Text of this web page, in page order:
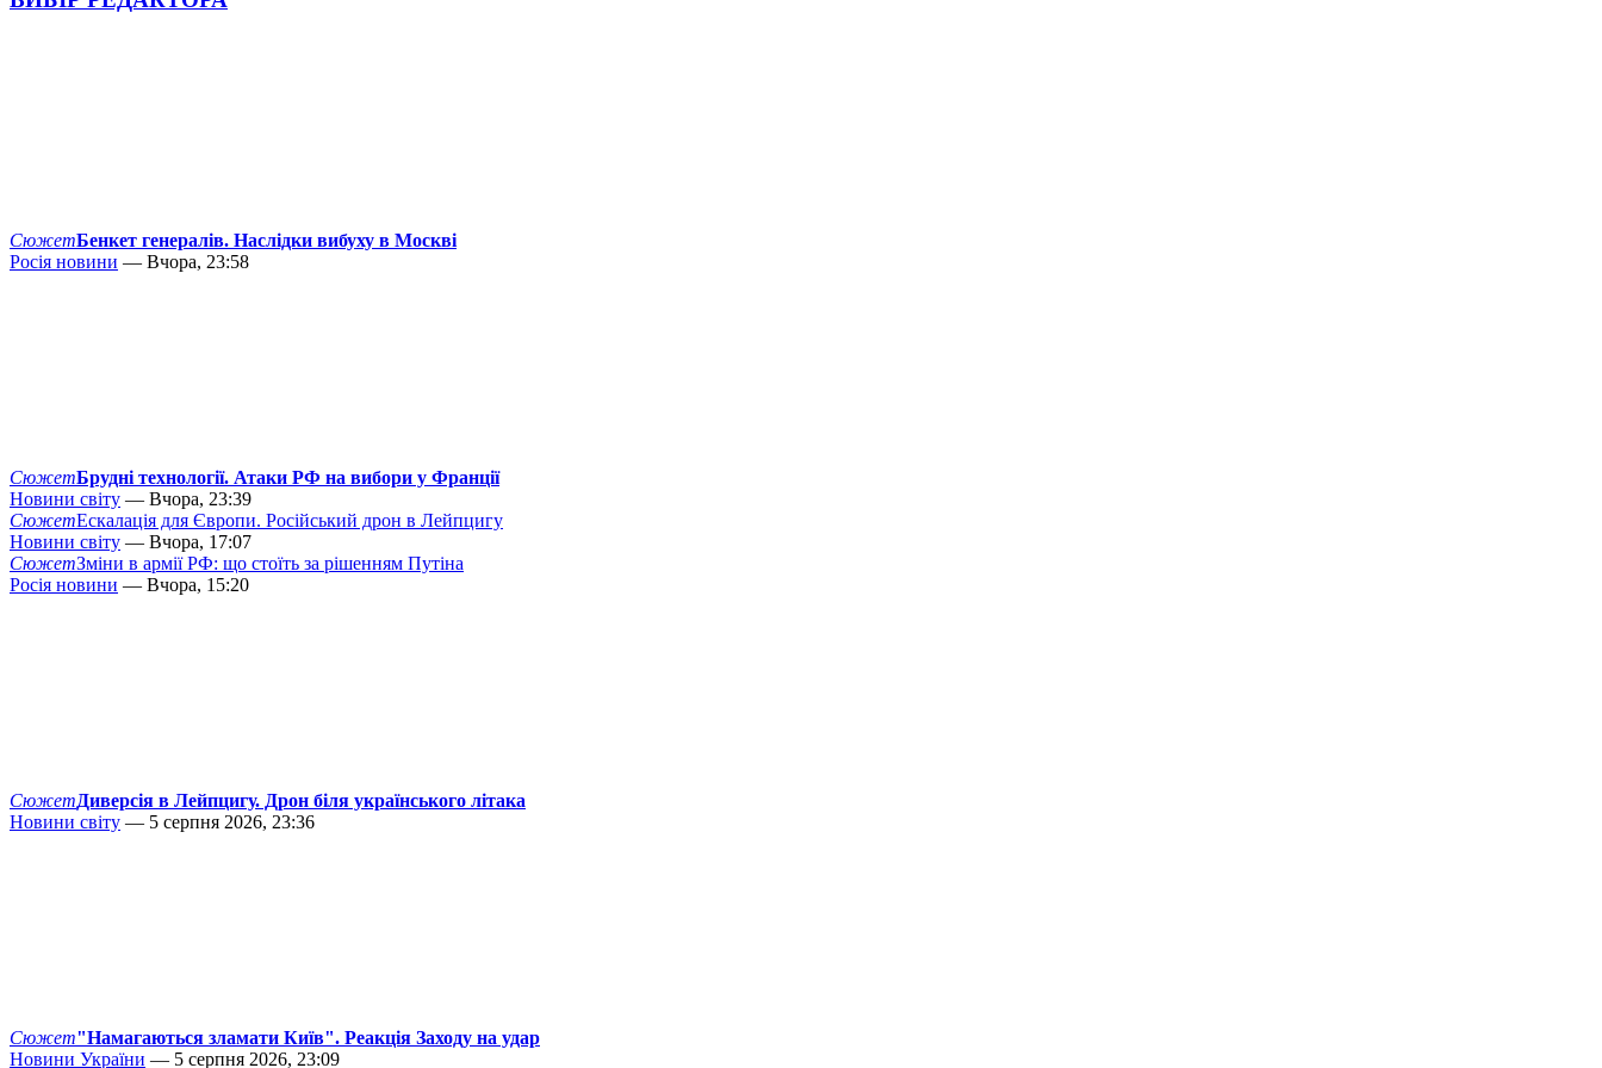
СюжетБенкет генералів. Наслідки вибуху в Москві
Росія новини — Вчора, 23:58
СюжетБрудні технології. Атаки РФ на вибори у Франції
Новини світу — Вчора, 23:39
СюжетЕскалація для Європи. Російський дрон в Лейпцигу
Новини світу — Вчора, 17:07
СюжетЗміни в армії РФ: що стоїть за рішенням Путіна
Росія новини — Вчора, 15:20
СюжетДиверсія в Лейпцигу. Дрон біля українського літака
Новини світу — 5 серпня 2026, 23:36
Сюжет"Намагаються зламати Київ". Реакція Заходу на удар
Новини України — 5 серпня 2026, 23:09